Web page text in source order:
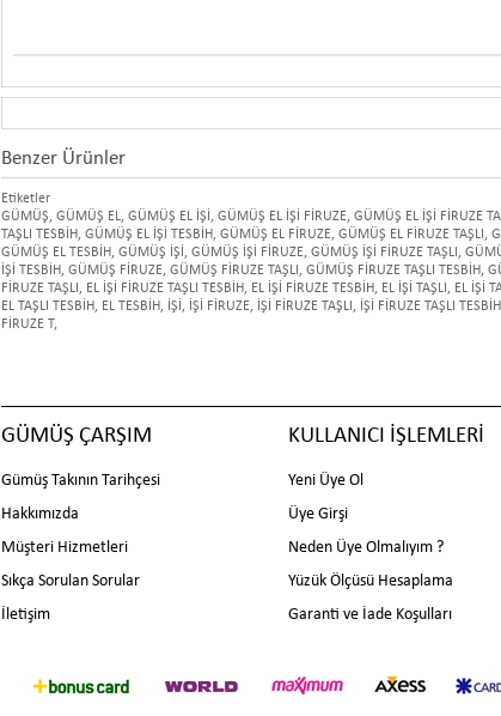
Benzer Ürünler
Etiketler
GÜMÜŞ, GÜMÜŞ EL, GÜMÜŞ EL İŞİ , GÜMÜŞ EL İŞİ FİRUZE, GÜMÜŞ EL İŞİ FİRUZE
TAŞLI TESBİH, GÜMÜŞ EL İŞİ TESBİH, GÜMÜŞ EL FİRUZE, GÜMÜŞ EL FİRUZE TAŞLI ,
GÜMÜŞ EL TESBİH, GÜMÜŞ İŞİ , GÜMÜŞ İŞİ FİRUZE, GÜMÜŞ İŞİ FİRUZE TAŞLI ,
İŞİ TESBİH, GÜMÜŞ FİRUZE, GÜMÜŞ FİRUZE TAŞLI , GÜMÜŞ FİRUZE TAŞLI TESBİH,
FİRUZE TAŞLI , EL İŞİ FİRUZE TAŞLI TESBİH, EL İŞİ FİRUZE TESBİH, EL İŞİ TAŞLI , EL İŞİ
EL TAŞLI TESBİH, EL TESBİH, İŞİ , İŞİ FİRUZE, İŞİ FİRUZE TAŞLI , İŞİ FİRUZE TAŞLI TESBİH
FİRUZE T,
GÜMÜŞ ÇARŞIM
Gümüş Takının Tarihçesi
Hakkımızda
Müşteri Hizmetleri
Sıkça Sorulan Sorular
İletişim
KULLANICI İŞLEMLERİ
Yeni Üye Ol
Üye Girşi
Neden Üye Olmalıyım ?
Yüzük Ölçüsü Hesaplama
Garanti ve İade Koşulları